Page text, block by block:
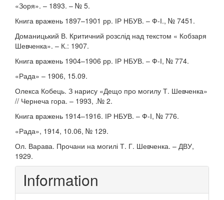
«Зоря». – 1893. – № 5.
Книга вражень 1897–1901 рр. ІР НБУВ. – Ф-І., № 7451.
Доманицький В. Критичний розслід над текстом « Кобзаря
Шевченка». – К.: 1907.
Книга вражень 1904–1906 рр. ІР НБУВ. – Ф-І, № 774.
«Рада» – 1906, 15.09.
Олекса Кобець. З нарису «Дещо про могилу Т. Шевченка»
// Чернеча гора. – 1993, .№ 2.
Книга вражень 1914–1916. ІР НБУВ. – Ф-І, № 776.
«Рада», 1914, 10.06, № 129.
Ол. Варава. Прочани на могилі Т. Г. Шевченка. – ДВУ,
1929.
Information